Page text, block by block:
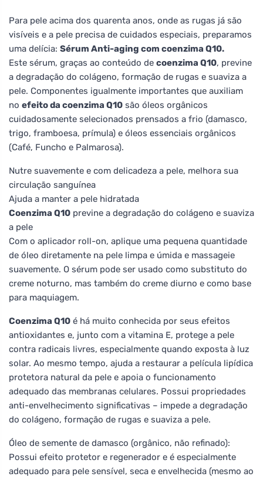
Para pele acima dos quarenta anos, onde as rugas já são
visíveis e a pele precisa de cuidados especiais, preparamos
uma delícia: Sérum Anti-aging com coenzima Q10.
Este sérum, graças ao conteúdo de coenzima Q10, previne
a degradação do colágeno, formação de rugas e suaviza a
pele. Componentes igualmente importantes que auxiliam
no efeito da coenzima Q10 são óleos orgânicos
cuidadosamente selecionados prensados a frio (damasco,
trigo, framboesa, prímula) e óleos essenciais orgânicos
(Café, Funcho e Palmarosa).
Nutre suavemente e com delicadeza a pele, melhora sua
circulação sanguínea
Ajuda a manter a pele hidratada
Coenzima Q10 previne a degradação do colágeno e suaviza
a pele
Com o aplicador roll-on, aplique uma pequena quantidade
de óleo diretamente na pele limpa e úmida e massageie
suavemente. O sérum pode ser usado como substituto do
creme noturno, mas também do creme diurno e como base
para maquiagem.
Coenzima Q10 é há muito conhecida por seus efeitos
antioxidantes e, junto com a vitamina E, protege a pele
contra radicais livres, especialmente quando exposta à luz
solar. Ao mesmo tempo, ajuda a restaurar a película lipídica
protetora natural da pele e apoia o funcionamento
adequado das membranas celulares. Possui propriedades
anti-envelhecimento significativas – impede a degradação
do colágeno, formação de rugas e suaviza a pele.
Óleo de semente de damasco (orgânico, não refinado):
Possui efeito protetor e regenerador e é especialmente
adequado para pele sensível, seca e envelhecida (mesmo ao